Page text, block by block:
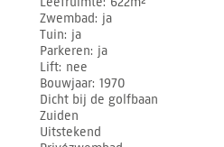
Zwembad ja
Tuin ja
Parkeren ja
Lift nee
Bouwjaar 1970
Dicht bij de golfbaan
Zuiden
Uitstekend